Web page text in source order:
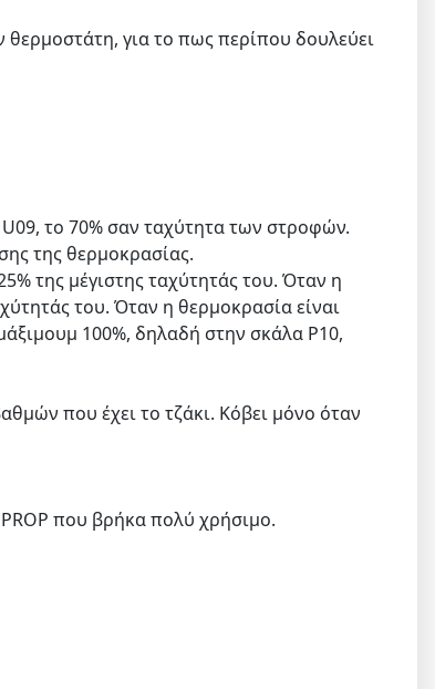
θερμοστάτη, για το πως περίπου δουλεύει
το 70% σαν ταχύτητα των στροφών.
της θερμοκρασίας.
της μέγιστης ταχύτητάς του. Όταν η
του. Όταν η θερμοκρασία είναι
100%, δηλαδή στην σκάλα P10,
που έχει το τζάκι. Κόβει μόνο όταν
που βρήκα πολύ χρήσιμο.